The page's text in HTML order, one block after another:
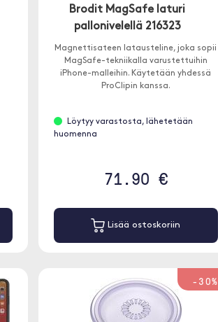
Brodit MagSafe laturi
pallonivelellä 216323
Magnettisateen latausteline, joka sopii
MagSafe-tekniikalla varustettuihin
iPhone-malleihin. Käytetään yhdessä
ProClipin kanssa.
Löytyy varastosta, lähetetään
huomenna
71.90 €
Lisää ostoskoriin
-30%